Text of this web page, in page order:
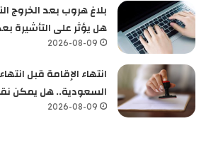
بلاغ هروب بعد الخروج
هل يؤثر على التأشيرة
2026-08-09
انتهاء الإقامة قبل
السعودية.. هل يمكن
2026-08-09